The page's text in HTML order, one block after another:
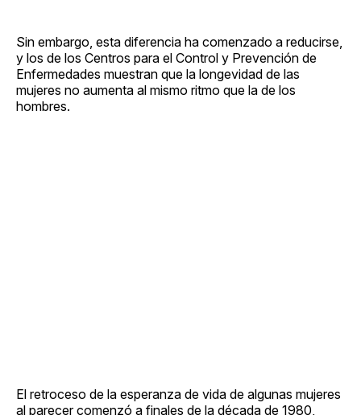
Sin embargo, esta diferencia ha comenzado a reducirse,
y los de los Centros para el Control y Prevención de
Enfermedades muestran que la longevidad de las
mujeres no aumenta al mismo ritmo que la de los
hombres.
El retroceso de la esperanza de vida de algunas mujeres
al parecer comenzó a finales de la década de 1980,